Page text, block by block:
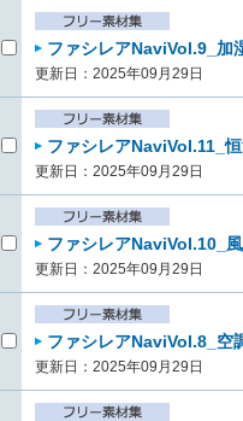
ファシレアNaviVol.9_加
更新日：2025年09月29日
ファシレアNaviVol.11_
更新日：2025年09月29日
ファシレアNaviVol.10_
更新日：2025年09月29日
ファシレアNaviVol.8_空
更新日：2025年09月29日